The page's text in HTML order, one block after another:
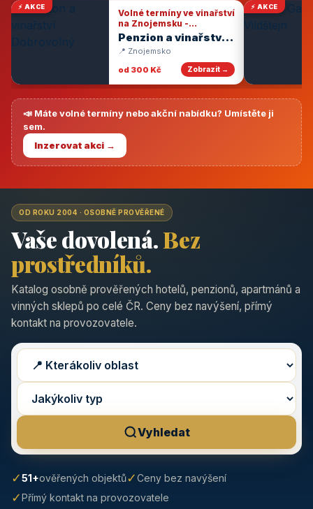
⚡ AKCE
Volné termíny ve vinařství
na Znojemsku -
degustace vín
Penzion a vinařství
Dobrovolný
📍 Znojemsko
od 300 Kč
Zobrazit →
⚡ AKCE
📣 Máte volné termíny nebo akční nabídku? Umístěte ji
sem.
Inzerovat akci →
OD ROKU 2004 · OSOBNĚ PROVĚŘENÉ
Vaše dovolená.Bez
prostředníků.
Katalog osobně prověřených hotelů, penzionů, apartmánů a
vinných sklepů po celé ČR. Ceny bez navýšení, přímý
kontakt na provozovatele.
Vyhledat
✓51+ověřených objektů✓Ceny bez navýšení
✓Přímý kontakt na provozovatele